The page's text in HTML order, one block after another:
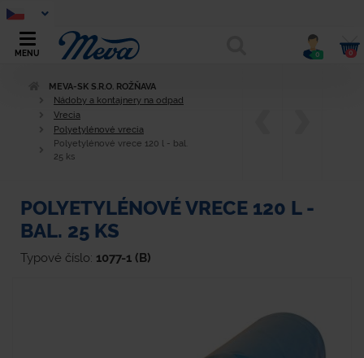
MENU 0 0
MEVA-SK S.R.O. ROŽŇAVA
Nádoby a kontajnery na odpad
Vrecia
Polyetylénové vrecia
Polyetylénové vrece 120 l - bal.
25 ks
POLYETYLÉNOVÉ VRECE 120 L -
BAL. 25 KS
Typové číslo: 1077-1 (B)